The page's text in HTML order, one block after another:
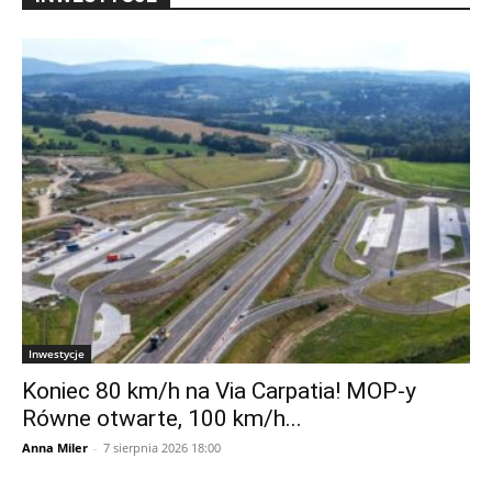
Inwestycje
Koniec 80 km/h na Via Carpatia! MOP-y
Równe otwarte, 100 km/h...
Anna Miler - 7 sierpnia 2026 18:00